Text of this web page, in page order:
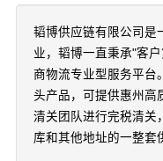
韬博供应链有限公司是
业，韬博一直秉承"客
商物流专业型服务平台
头产品，可提供惠州高
清关团队进行完税清关
库和其他地址的一整套